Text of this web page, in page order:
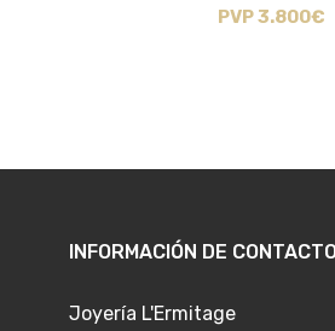
PVP 3.800€
INFORMACIÓN DE
Joyería L'Ermitage